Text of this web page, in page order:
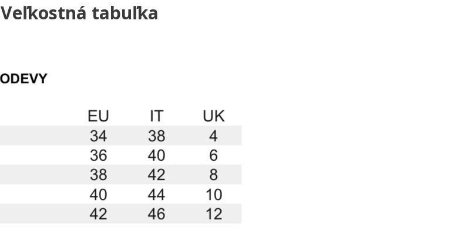
Veľkostná tabuľka